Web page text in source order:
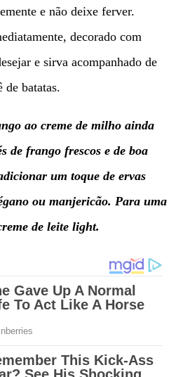
e não deixe ferver.
decorado com
e sirva acompanhado de
de batatas.
ao creme de milho ainda
de frango frescos e de boa
um toque de ervas
ou manjericão. Para uma
de leite light.